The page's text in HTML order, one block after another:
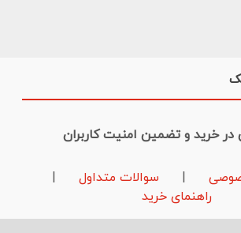
در خرید و تضمین امنیت کاربران
سوالات متداول
راهنمای خرید